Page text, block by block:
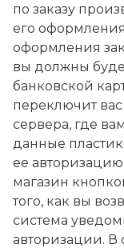
по заказу
его
оформления
вы должны
банковской
переключит
сервера, где
данные
ее
магазин
того, как вы
система
авторизации. В